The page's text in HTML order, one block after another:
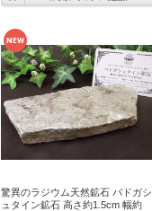
驚異のラジウム天然鉱石 バドガシ
ュタイン鉱石 高さ約1.5cm 幅約